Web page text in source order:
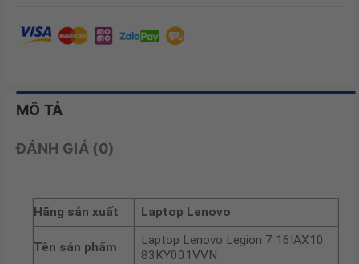
MÔ TẢ
ĐÁNH GIÁ (0)
Hãng sản xuất Laptop Lenovo
Tên sản phẩm
Laptop Lenovo Legion 7 16IAX10
83KY001VVN